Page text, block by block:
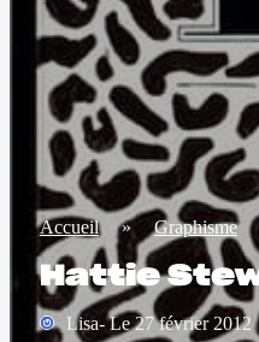
Accueil » Graphisme
Hattie
Lisa- Le 27 février 2012